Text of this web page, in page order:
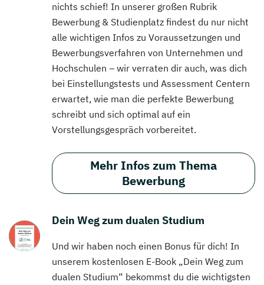
nichts schief! In unserer großen Rubrik
Bewerbung & Studienplatz findest du nur nicht
alle wichtigen Infos zu Voraussetzungen und
Bewerbungsverfahren von Unternehmen und
Hochschulen – wir verraten dir auch, was dich
bei Einstellungstests und Assessment Centern
erwartet, wie man die perfekte Bewerbung
schreibt und sich optimal auf ein
Vorstellungsgespräch vorbereitet.
Mehr Infos zum Thema
Bewerbung
Dein Weg zum dualen Studium
Und wir haben noch einen Bonus für dich! In
unserem kostenlosen E-Book „Dein Weg zum
dualen Studium“ bekommst du die wichtigsten